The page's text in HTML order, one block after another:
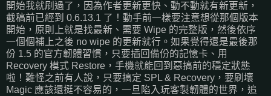
開始我就刷過了，因為作者更新更快、動不動就有新更新，
截稿前已經到 0.6.13.1 了！動手前一樣要注意想從那個版本
開始，原則上就是找最新、需要 Wipe 的完整版，然後依序
一個個補上之後 no wipe 的更新就行。如果覺得還是最後那
份 1.5 的官方韌體習慣，只要插回備份的記憶卡、用
Recovery 模式 Restore，手機就能回到惡搞前的穩定狀態
啦！難怪之前有人說，只要搞定 SPL & Recovery，要刷壞
Magic 應該還挺不容易的，一旦陷入玩客製韌體的世界，追